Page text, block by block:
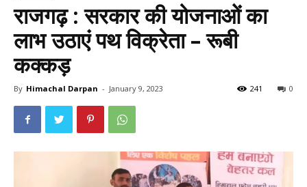
लाइव
टीवी
राजगढ़ : सरकार की योजनाओं का
लाभ उठाएं पथ विक्रेता – रूबी
कक्कड़
By Himachal Darpan - January 9, 2023 0
241